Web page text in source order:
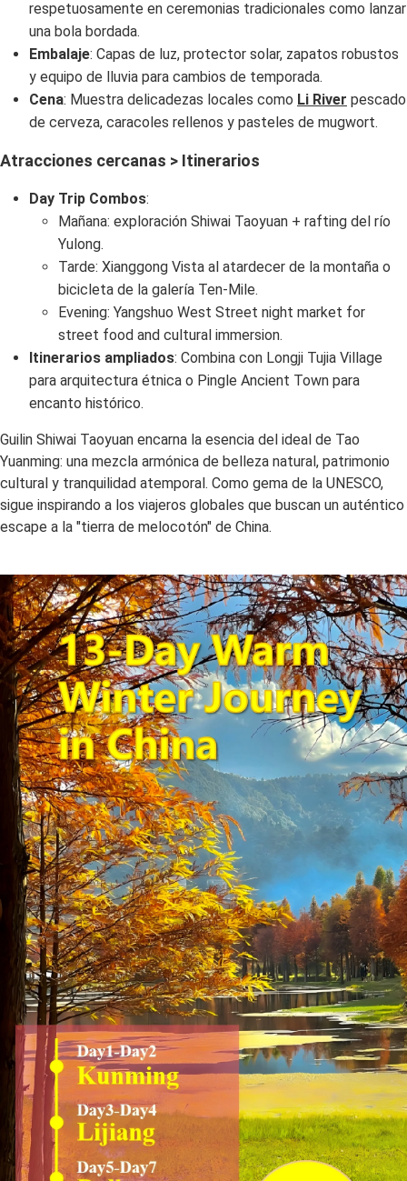
respetuosamente en ceremonias tradicionales como lanzar
una bola bordada.
Embalaje: Capas de luz, protector solar, zapatos robustos
y equipo de lluvia para cambios de temporada.
Cena: Muestra delicadezas locales como Li River pescado
de cerveza, caracoles rellenos y pasteles de mugwort.
Atracciones cercanas > Itinerarios
Day Trip Combos:
Mañana: exploración Shiwai Taoyuan + rafting del río
Yulong.
Tarde: Xianggong Vista al atardecer de la montaña o
bicicleta de la galería Ten-Mile.
Evening: Yangshuo West Street night market for
street food and cultural immersion.
Itinerarios ampliados: Combina con Longji Tujia Village
para arquitectura étnica o Pingle Ancient Town para
encanto histórico.
Guilin Shiwai Taoyuan encarna la esencia del ideal de Tao
Yuanming: una mezcla armónica de belleza natural, patrimonio
cultural y tranquilidad atemporal. Como gema de la UNESCO,
sigue inspirando a los viajeros globales que buscan un auténtico
escape a la "tierra de melocotón" de China.